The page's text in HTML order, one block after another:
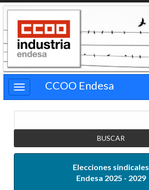
Pasar
contenido
principal
CCOO Endesa
Elecciones sindicales
Endesa 2025 - 2029